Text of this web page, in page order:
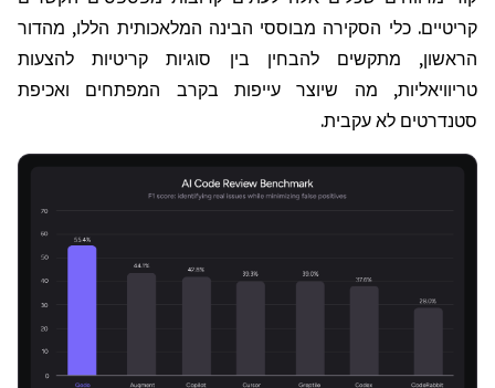
קריטיים. כלי הסקירה מבוססי הבינה המלאכותית הללו, מהדור
הראשון, מתקשים להבחין בין סוגיות קריטיות להצעות
טריוויאליות, מה שיוצר עייפות בקרב המפתחים ואכיפת
סטנדרטים לא עקבית.